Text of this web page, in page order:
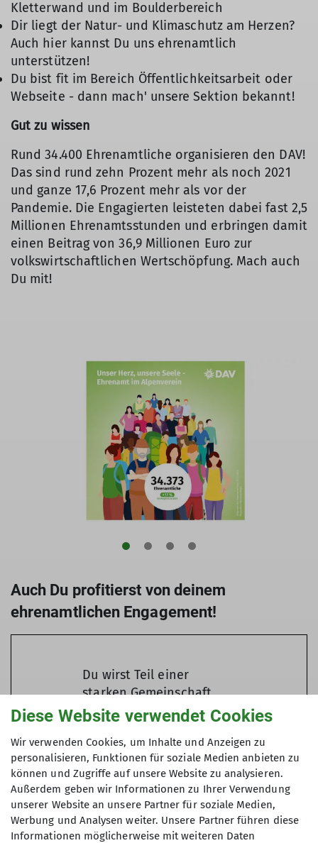
Kletterwand und im Boulderbereich
Dir liegt der Natur- und Klimaschutz am Herzen?
Auch hier kannst Du uns ehrenamtlich
unterstützen!
Du bist fit im Bereich Öffentlichkeitsarbeit oder
Webseite - dann mach' unsere Sektion bekannt!
Gut zu wissen
Rund 34.400 Ehrenamtliche organisieren den DAV!
Das sind rund zehn Prozent mehr als noch 2021
und ganze 17,6 Prozent mehr als vor der
Pandemie. Die Engagierten leisteten dabei fast 2,5
Millionen Ehrenamtsstunden und erbringen damit
einen Beitrag von 36,9 Millionen Euro zur
volkswirtschaftlichen Wertschöpfung. Mach auch
Du mit!
Auch Du profitierst von deinem
ehrenamtlichen Engagement!
Du wirst Teil einer
starken Gemeinschaft
und kannst deine
dem Bergsport und
Naturschutz mit
anderen teilen
Es werden dir
Auslagen ersetzt,
Diese Website verwendet Cookies
Wir verwenden Cookies, um Inhalte und Anzeigen zu
personalisieren, Funktionen für soziale Medien anbieten zu
können und Zugriffe auf unsere Website zu analysieren.
Außerdem geben wir Informationen zu Ihrer Verwendung
unserer Website an unsere Partner für soziale Medien,
Werbung und Analysen weiter. Unsere Partner führen diese
Informationen möglicherweise mit weiteren Daten